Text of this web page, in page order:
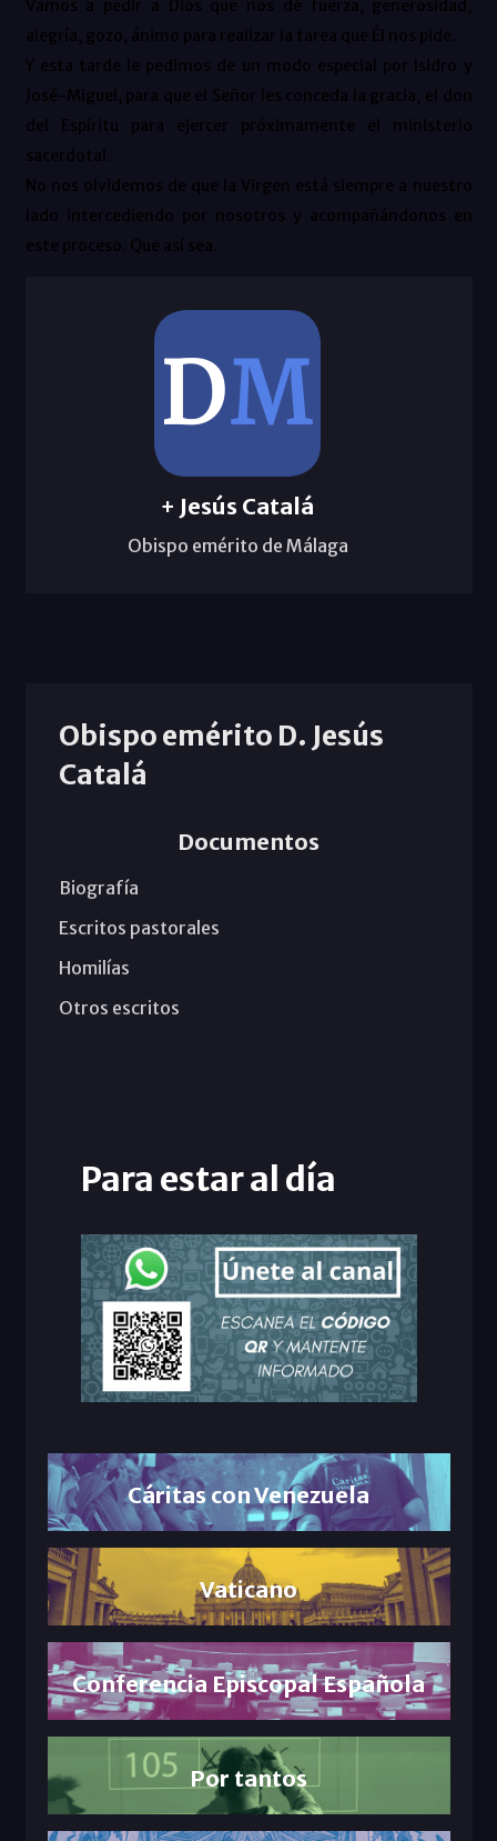
Vamos a pedir a Dios que nos dé fuerza, generosidad,
alegría, gozo, ánimo para realizar la tarea que Él nos pide.
Y esta tarde le pedimos de un modo especial por Isidro y
José-Miguel, para que el Señor les conceda la gracia, el don
del Espíritu para ejercer próximamente el ministerio
sacerdotal.
No nos olvidemos de que la Virgen está siempre a nuestro
lado intercediendo por nosotros y acompañándonos en
este proceso. Que así sea.
+ Jesús Catalá
Obispo emérito de Málaga
Obispo emérito D. Jesús
Catalá
Documentos
Biografía
Escritos pastorales
Homilías
Otros escritos
Para estar al día
Cáritas con Venezuela
Vaticano
Conferencia Episcopal Española
Por tantos